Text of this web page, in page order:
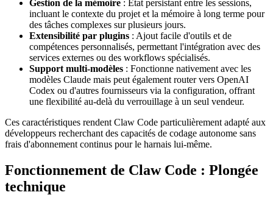
Gestion de la mémoire : État persistant entre les sessions,
incluant le contexte du projet et la mémoire à long terme pour
des tâches complexes sur plusieurs jours.
Extensibilité par plugins : Ajout facile d'outils et de
compétences personnalisés, permettant l'intégration avec des
services externes ou des workflows spécialisés.
Support multi-modèles : Fonctionne nativement avec les
modèles Claude mais peut également router vers OpenAI
Codex ou d'autres fournisseurs via la configuration, offrant
une flexibilité au-delà du verrouillage à un seul vendeur.
Ces caractéristiques rendent Claw Code particulièrement adapté aux
développeurs recherchant des capacités de codage autonome sans
frais d'abonnement continus pour le harnais lui-même.
Fonctionnement de Claw Code : Plongée
technique